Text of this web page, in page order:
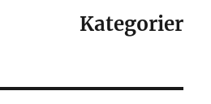
Kategorier